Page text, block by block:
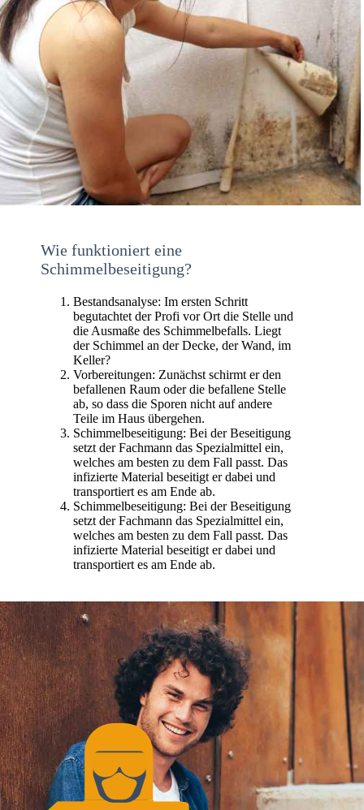
Wie funktioniert eine
Schimmelbeseitigung?
Bestandsanalyse: Im ersten Schritt
begutachtet der Profi vor Ort die Stelle und
die Ausmaße des Schimmelbefalls. Liegt
der Schimmel an der Decke, der Wand, im
Keller?
Vorbereitungen: Zunächst schirmt er den
befallenen Raum oder die befallene Stelle
ab, so dass die Sporen nicht auf andere
Teile im Haus übergehen.
Schimmelbeseitigung: Bei der Beseitigung
setzt der Fachmann das Spezialmittel ein,
welches am besten zu dem Fall passt. Das
infizierte Material beseitigt er dabei und
transportiert es am Ende ab.
Schimmelbeseitigung: Bei der Beseitigung
setzt der Fachmann das Spezialmittel ein,
welches am besten zu dem Fall passt. Das
infizierte Material beseitigt er dabei und
transportiert es am Ende ab.